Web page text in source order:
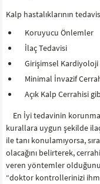
Kalp hastalıklarının
Koruyucu Önlemler
İlaç Tedavisi
Girişimsel
Minimal İnvazif
Açık Kalp Cerrahisi
En İyi tedavinin
kurallara uygun şekilde
ile tanı konulamıyorsa,
olacağını belirterek,
veren yöntemler
“doktor kontrollerinizi